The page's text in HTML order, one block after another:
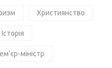
Християнство
Історія
міністр